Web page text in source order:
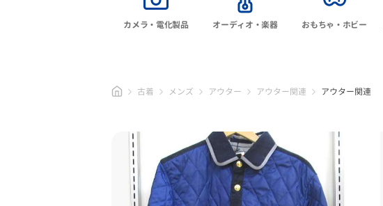
カメラ・電化製品 オーディオ・楽器 おもちゃ・ホビー
古着 メンズ アウター アウター関連 アウター関連